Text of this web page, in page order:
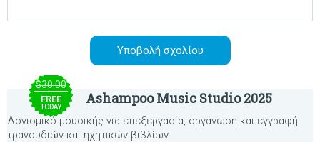
$30.00
FREE
TODAY
Ashampoo Music Studio 2025
Λογισμικό μουσικής για επεξεργασία, οργάνωση και εγγραφή
τραγουδιών και ηχητικών βιβλίων.